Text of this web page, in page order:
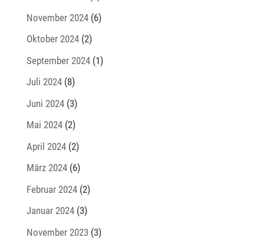
November 2024(6)
Oktober 2024(2)
September 2024(1)
Juli 2024(8)
Juni 2024(3)
Mai 2024(2)
April 2024(2)
März 2024(6)
Februar 2024(2)
Januar 2024(3)
November 2023(3)